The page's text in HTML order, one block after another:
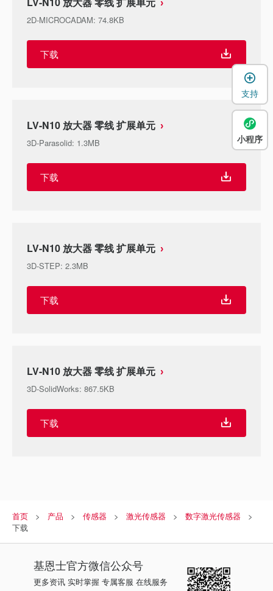
2D-MICROCADAM: 74.8KB
下载
LV-N10 放大器 零线 扩展单元
3D-Parasolid: 1.3MB
下载
LV-N10 放大器 零线 扩展单元
3D-STEP: 2.3MB
下载
LV-N10 放大器 零线 扩展单元
3D-SolidWorks: 867.5KB
下载
首页 产品 传感器 激光传感器
数字激光传感器
下载
基恩士官方微信公众号
更多资讯 实时掌握 专属客服 在线服务
支持
小程序